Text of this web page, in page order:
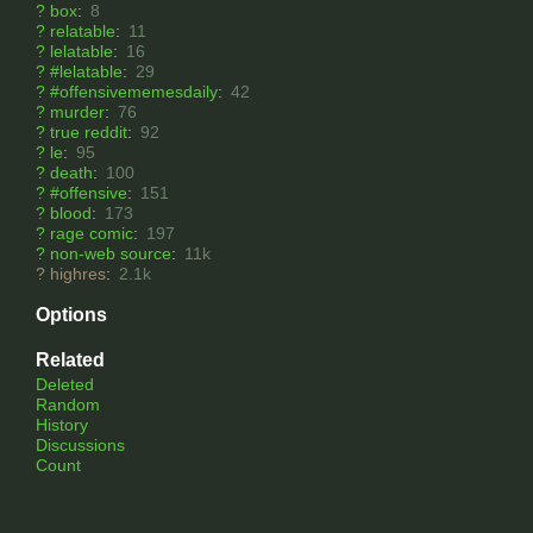
? box: 8
? relatable: 11
? lelatable: 16
? #lelatable: 29
? #offensivememesdaily: 42
? murder: 76
? true reddit: 92
? le: 95
? death: 100
? #offensive: 151
? blood: 173
? rage comic: 197
? non-web source: 11k
? highres: 2.1k
Options
Related
Deleted
Random
History
Discussions
Count